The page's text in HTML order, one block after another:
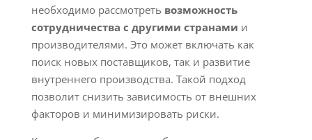
необходимо рассмотреть возможность
сотрудничества с другими странами и
производителями. Это может включать как
поиск новых поставщиков, так и развитие
внутреннего производства. Такой подход
позволит снизить зависимость от внешних
факторов и минимизировать риски.